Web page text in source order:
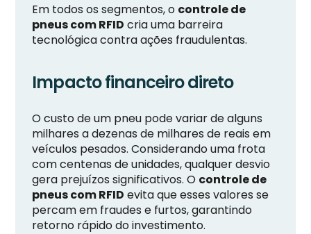
Em todos os segmentos, o controle de
pneus com RFID cria uma barreira
tecnológica contra ações fraudulentas.
Impacto financeiro direto
O custo de um pneu pode variar de alguns
milhares a dezenas de milhares de reais em
veículos pesados. Considerando uma frota
com centenas de unidades, qualquer desvio
gera prejuízos significativos. O controle de
pneus com RFID evita que esses valores se
percam em fraudes e furtos, garantindo
retorno rápido do investimento.